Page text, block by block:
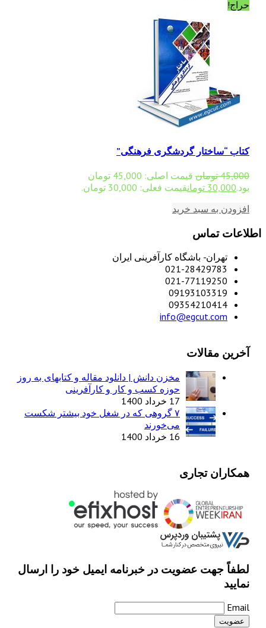
حراج!
کتاب “ساختار گردشگری فرهنگی”
45,000 تومان
قیمت اصلی: 45,000 تومان
بود.30,000 تومانقیمت فعلی: 30,000 تومان.
افزودن به سبد خرید
اطلاعات تماس
تهران- باشگاه کارآفرینی ایران
021-28429783
021-77119250
09193103319
09354210414
info@egcut.com
آخرین مقالات
مخزن دانش | دانلود مقاله و کتابهای به روز
حوزه کسب و کار و کارآفرینی
17 خرداد 1400
۷ گروهی که در شغل خود بیشتر شکست
می‌خورند
16 خرداد 1400
همکاران تجاری
لطفاً جهت عضویت در خبرنامه ایمیل خود را ارسال
نمایید
Email